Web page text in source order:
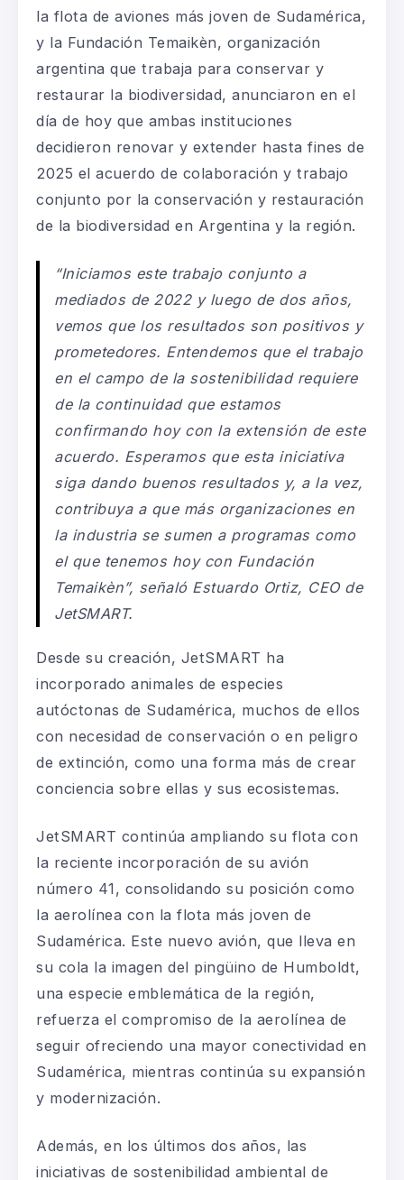
la flota de aviones más joven de Sudamérica,
y la Fundación Temaikèn, organización
argentina que trabaja para conservar y
restaurar la biodiversidad, anunciaron en el
día de hoy que ambas instituciones
decidieron renovar y extender hasta fines de
2025 el acuerdo de colaboración y trabajo
conjunto por la conservación y restauración
de la biodiversidad en Argentina y la región.
“Iniciamos este trabajo conjunto a
mediados de 2022 y luego de dos años,
vemos que los resultados son positivos y
prometedores. Entendemos que el trabajo
en el campo de la sostenibilidad requiere
de la continuidad que estamos
confirmando hoy con la extensión de este
acuerdo. Esperamos que esta iniciativa
siga dando buenos resultados y, a la vez,
contribuya a que más organizaciones en
la industria se sumen a programas como
el que tenemos hoy con Fundación
Temaikèn”, señaló Estuardo Ortiz, CEO de
JetSMART.
Desde su creación, JetSMART ha
incorporado animales de especies
autóctonas de Sudamérica, muchos de ellos
con necesidad de conservación o en peligro
de extinción, como una forma más de crear
conciencia sobre ellas y sus ecosistemas.
JetSMART continúa ampliando su flota con
la reciente incorporación de su avión
número 41, consolidando su posición como
la aerolínea con la flota más joven de
Sudamérica. Este nuevo avión, que lleva en
su cola la imagen del pingüino de Humboldt,
una especie emblemática de la región,
refuerza el compromiso de la aerolínea de
seguir ofreciendo una mayor conectividad en
Sudamérica, mientras continúa su expansión
y modernización.
Además, en los últimos dos años, las
iniciativas de sostenibilidad ambiental de